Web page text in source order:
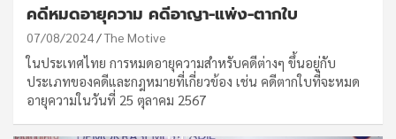
คดีหมดอายุความ คดีอาญา-แพ่ง-ตากใบ
07/08/2024 The Motive
ในประเทศไทย การหมดอายุความสำหรับคดีต่างๆ ขึ้นอยู่กับ
ประเภทของคดีและกฎหมายที่เกี่ยวข้อง เช่น คดีตากใบที่จะหมด
อายุความในวันที่ 25 ตุลาคม 2567